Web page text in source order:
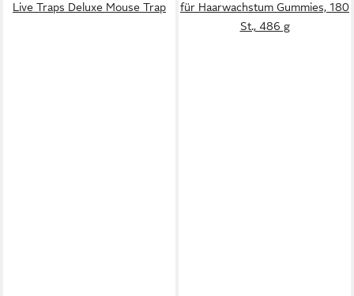
Live Traps Deluxe Mouse Trap
für Haarwachstum Gummies, 180
St., 486 g